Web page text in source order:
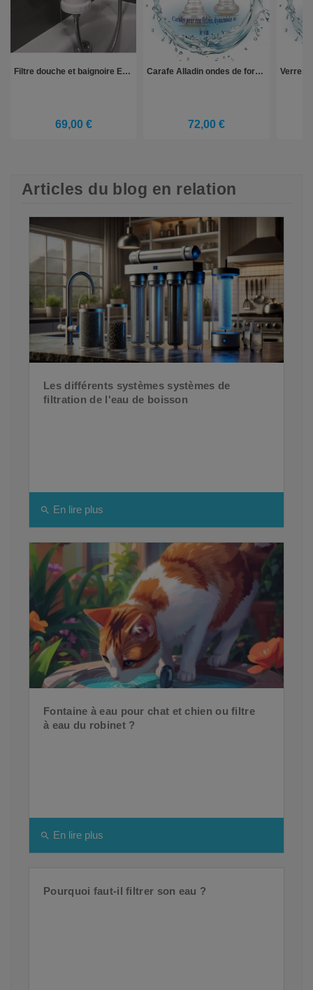
Filtre douche et baignoire EX anti calcaire, anti chlore
69,00 €
Carafe Alladin ondes de formes avec fleur de vie
72,00 €
Articles du blog en relation
Les différents systèmes systèmes de
filtration de l'eau de boisson
search En lire plus
Fontaine à eau pour chat et chien ou filtre
à eau du robinet ?
search En lire plus
Pourquoi faut-il filtrer son eau ?